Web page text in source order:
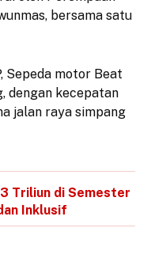
bersama satu
Sepeda motor Beat
dengan kecepatan
jalan raya simpang
Triliun di Semester
Inklusif